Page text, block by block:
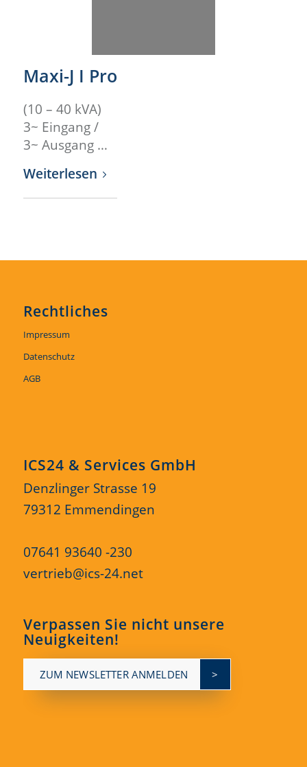
Maxi-J I Pro
(10 – 40 kVA)
3~ Eingang /
3~ Ausgang …
Weiterlesen
Rechtliches
Impressum
Datenschutz
AGB
ICS24 & Services GmbH
Denzlinger Strasse 19
79312 Emmendingen
07641 93640 -230
vertrieb@ics-24.net
Verpassen Sie nicht unsere
Neuigkeiten!
ZUM NEWSLETTER ANMELDEN